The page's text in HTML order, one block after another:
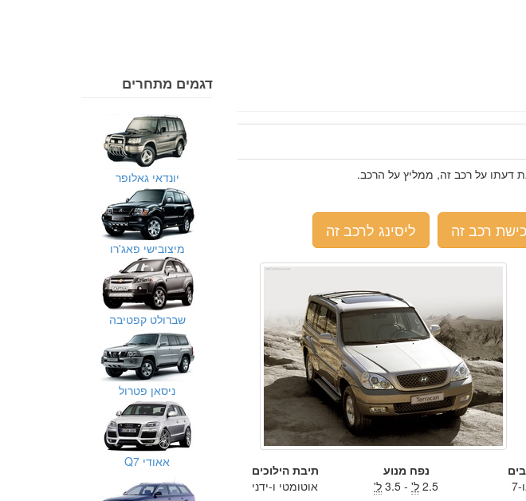
דעתו על רכב זה, ממליץ על הרכב.
רכב זה ליסינג לרכב זה
נפח מנוע
2.5 ל'- 3.5 ל'
תיבת הילוכים
אוטומטי ו-ידני
דגמים מתחרים
יונדאי גאלופר
מיצובישי פאג'רו
שברולט קפטיבה
ניסאן פטרול
אאודי Q7